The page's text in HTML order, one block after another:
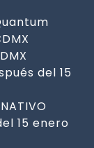
del 15
15 enero